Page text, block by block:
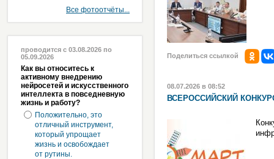
Все фотоотчёты...
проводится с 03.08.2026 по
05.09.2026
Как вы относитесь к
активному внедрению
нейросетей и искусственного
интеллекта в повседневную
жизнь и работу?
Положительно, это
отличный инструмент,
который упрощает
жизнь и освобождает
от рутины.
Поделиться ссылкой
08.07.2026 в 08:52
ВСЕРОССИЙСКИЙ